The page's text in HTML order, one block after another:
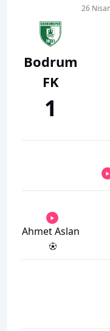
Bodrum
FK
1
26
Ahmet Aslan